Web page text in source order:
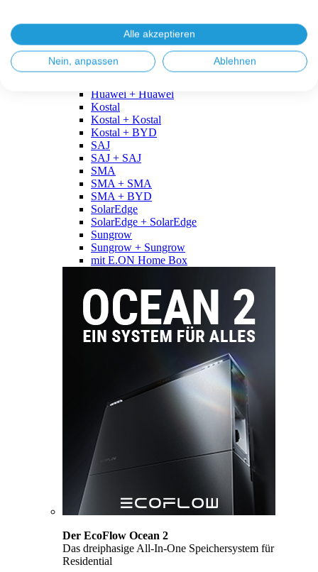
Fronius + BYD
GoodWe
GoodWe + GoodWe
GoodWe + BYD
Huawei + Huawei
Kostal
Kostal + Kostal
Kostal + BYD
SAJ
SAJ + SAJ
SMA
SMA + SMA
SMA + BYD
SolarEdge
SolarEdge + SolarEdge
Sungrow
Sungrow + Sungrow
mit E.ON Home Box
Der EcoFlow Ocean 2
Das dreiphasige All-In-One Speichersystem für
Residential
Alle akzeptieren
Nein, anpassen Ablehnen